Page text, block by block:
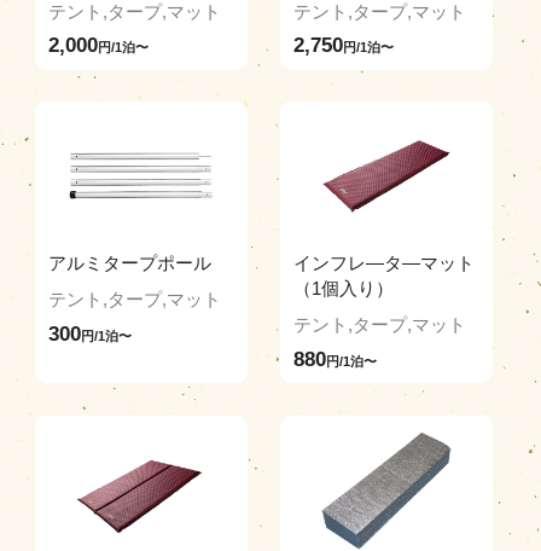
テント,タープ,マット
2,000円/1泊〜
テント,タープ,マット
2,750円/1泊〜
アルミタープポール
テント,タープ,マット
300円/1泊〜
インフレ―タ―マット
（1個入り）
テント,タープ,マット
880円/1泊〜